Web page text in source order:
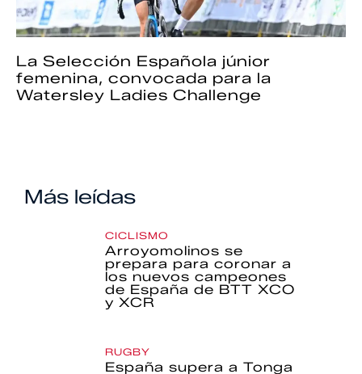
La Selección Española júnior
femenina, convocada para la
Watersley Ladies Challenge
Más leídas
CICLISMO
Arroyomolinos se
prepara para coronar a
los nuevos campeones
de España de BTT XCO
y XCR
RUGBY
España supera a Tonga